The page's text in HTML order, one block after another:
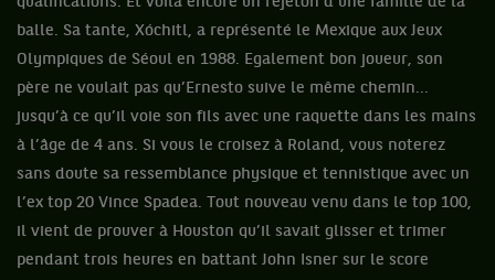
balle. Sa tante, Xóchitl, a représenté le Mexique aux Jeux
Olympiques de Séoul en 1988. Egalement bon joueur, son
père ne voulait pas qu’Ernesto suive le même chemin...
jusqu’à ce qu’il voie son fils avec une raquette dans les mains
à l’âge de 4 ans. Si vous le croisez à Roland, vous noterez
sans doute sa ressemblance physique et tennistique avec un
l’ex top 20 Vince Spadea. Tout nouveau venu dans le top 100,
il vient de prouver à Houston qu’il savait glisser et trimer
pendant trois heures en battant John Isner sur le score